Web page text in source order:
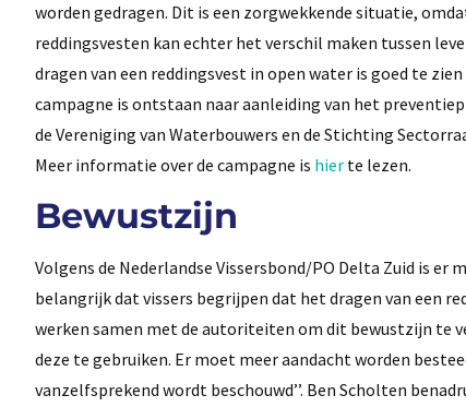
worden gedragen. Dit is een zorgwekkende situatie,
reddingsvesten kan echter het verschil maken tussen
dragen van een reddingsvest in open water is goed te zien
campagne is ontstaan naar aanleiding van het
de Vereniging van Waterbouwers en de Stichting
Meer informatie over de campagne is hier te lezen.
Bewustzijn
Volgens de Nederlandse Vissersbond/PO Delta Zuid is
belangrijk dat vissers begrijpen dat het dragen van een
werken samen met de autoriteiten om dit bewustzijn te
deze te gebruiken. Er moet meer aandacht worden
vanzelfsprekend wordt beschouwd’’. Ben Scholten